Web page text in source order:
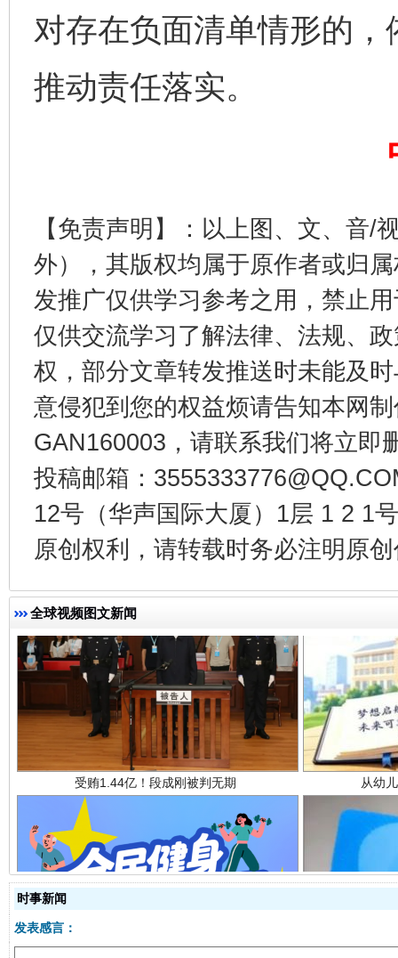
对存在负面清单情形的
推动责任落实。
【免责声明】：以上图、文、音/
外），其版权均属于原作者或归
发推广仅供学习参考之用，禁止
仅供交流学习了解法律、法规、
权，部分文章转发推送时未能及
意侵犯到您的权益烦请告知本网
GAN160003，请联系我们将立即
投稿邮箱：
12号（华声国际大厦）1层 1 2 1
原创权利，请转载时务必注明原
全球视频图文新闻
揭开“小金库”的免责幌子
受贿1.44亿！段成刚被判无期 从幼
全民健身五年计划来了！等你上场
时事新闻
发表感言：